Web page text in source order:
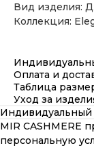
Вид изделия:
Коллекция:
Оплата и
Таблица
Уход за
Индивидуальный
MIR CASHMERE
персональную